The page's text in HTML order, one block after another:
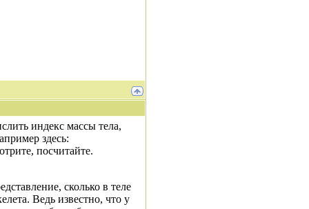
индекс массы тела,
здесь:
посчитайте.
сколько в теле
Ведь известно, что у